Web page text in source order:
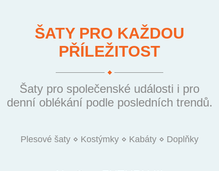
ŠATY PRO KAŽDOU
PŘÍLEŽITOST
Šaty pro společenské události i pro
denní oblékání podle posledních trendů.